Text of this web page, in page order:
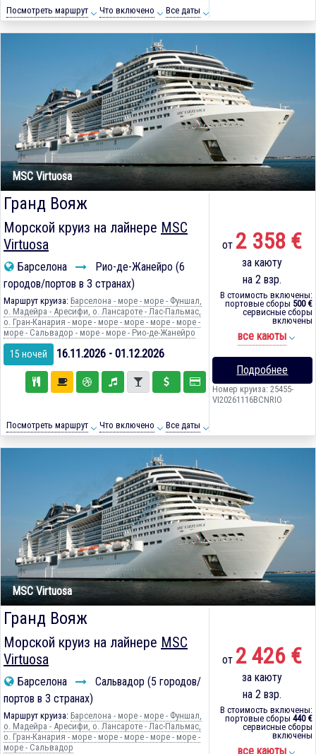
Посмотреть маршрут Что включено Все даты
MSC Virtuosa
Гранд Вояж
Морской круиз на лайнере MSC
Virtuosa
Барселона
Рио-де-Жанейро (6
городов/портов в 3 странах)
Маршрут круиза: Барселона - море - море - Фуншал,
о. Мадейра - Аресифи, о. Лансароте - Лас-Пальмас,
о. Гран-Канария - море - море - море - море - море -
море - Сальвадор - море - море - Рио-де-Жанейро
15 ночей 16.11.2026 - 01.12.2026
Посмотреть маршрут Что включено Все даты
от 2 358 €
за каюту
на 2 взр.
В стоимость включены:
портовые сборы 500 €
сервисные сборы
включены
все каюты
Подробнее
Номер круиза: 25455-
VI20261116BCNRIO
MSC Virtuosa
Гранд Вояж
Морской круиз на лайнере MSC
Virtuosa
Барселона
Сальвадор (5 городов/
портов в 3 странах)
Маршрут круиза: Барселона - море - море - Фуншал,
о. Мадейра - Аресифи, о. Лансароте - Лас-Пальмас,
о. Гран-Канария - море - море - море - море - море -
море - Сальвадор
от 2 426 €
за каюту
на 2 взр.
В стоимость включены:
портовые сборы 440 €
сервисные сборы
включены
все каюты